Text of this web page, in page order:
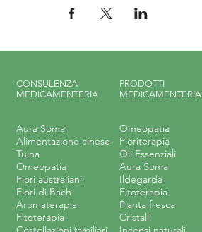
CONSULENZA
MEDICAMENTERIA
PRODOTTI
MEDICAMENTERIA
Aura Soma
Alimentazione cinese
Tuina
Omeopatia
Fiori australiani
Fiori di Bach
Aromaterapia
Fitoterapia
Omeopatia
Floriterapia
Oli Essenziali
Aura Soma
Ildegarda
Fitoterapia
Pianta fresca
Cristalli